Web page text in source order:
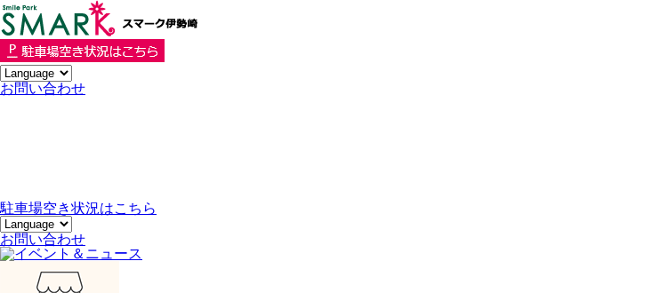
お問い合わせ
駐車場空き状況はこちら
お問い合わせ